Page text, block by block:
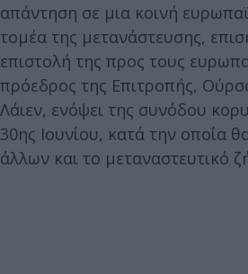
απάντηση σε μια κοινή
τομέα της μετανάστευσης,
επιστολή της προς τους
πρόεδρος της Επιτροπής,
Λάιεν, ενόψει της συνόδου
30ης Ιουνίου, κατά την οποία
άλλων και το μεταναστευτικό